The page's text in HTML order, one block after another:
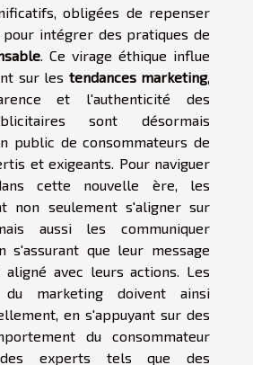
obligées de repenser
intégrer des pratiques de
. Ce virage éthique influe
sur les tendances marketing,
et l'authenticité des
sont désormais
public de consommateurs de
et exigeants. Pour naviguer
cette nouvelle ère, les
non seulement s'aligner sur
aussi les communiquer
s'assurant que leur message
avec leurs actions. Les
du marketing doivent ainsi
en s'appuyant sur des
du consommateur
experts tels que des